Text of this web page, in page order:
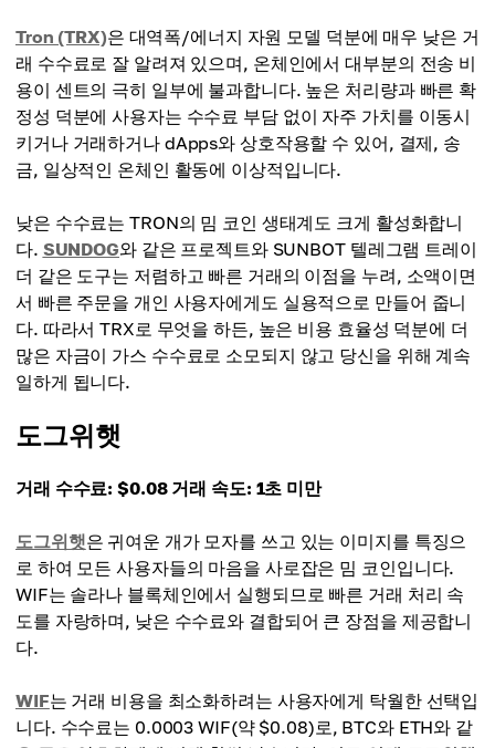
Tron (TRX)은 대역폭/에너지 자원 모델 덕분에 매우 낮은 거
래 수수료로 잘 알려져 있으며, 온체인에서 대부분의 전송 비
용이 센트의 극히 일부에 불과합니다. 높은 처리량과 빠른 확
정성 덕분에 사용자는 수수료 부담 없이 자주 가치를 이동시
키거나 거래하거나 dApps와 상호작용할 수 있어, 결제, 송
금, 일상적인 온체인 활동에 이상적입니다.
낮은 수수료는 TRON의 밈 코인 생태계도 크게 활성화합니
다. SUNDOG와 같은 프로젝트와 SUNBOT 텔레그램 트레이
더 같은 도구는 저렴하고 빠른 거래의 이점을 누려, 소액이면
서 빠른 주문을 개인 사용자에게도 실용적으로 만들어 줍니
다. 따라서 TRX로 무엇을 하든, 높은 비용 효율성 덕분에 더
많은 자금이 가스 수수료로 소모되지 않고 당신을 위해 계속
일하게 됩니다.
도그위햇
거래 수수료: $0.08 거래 속도: 1초 미만
도그위햇은 귀여운 개가 모자를 쓰고 있는 이미지를 특징으
로 하여 모든 사용자들의 마음을 사로잡은 밈 코인입니다.
WIF는 솔라나 블록체인에서 실행되므로 빠른 거래 처리 속
도를 자랑하며, 낮은 수수료와 결합되어 큰 장점을 제공합니
다.
WIF는 거래 비용을 최소화하려는 사용자에게 탁월한 선택입
니다. 수수료는 0.0003 WIF(약 $0.08)로, BTC와 ETH와 같